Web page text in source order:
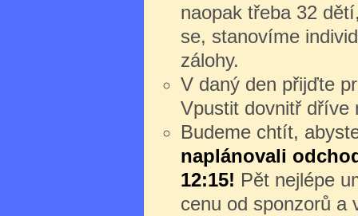
naopak třeba 32
se, stanovíme
zálohy.
V daný den přijďte
Vpustit dovnitř dříve
Budeme chtít,
naplánovali
12:15! Pět nejlépe
cenu od sponzorů a